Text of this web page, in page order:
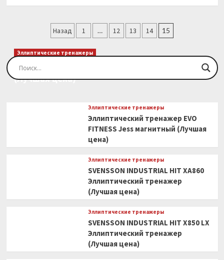
Dfit
Orient
(Лучшая
цена)
Пагинация
записей
Назад 1 … 12 13 14 15
Эллиптические тренажеры
Эллиптический тренажер EVO FITNESS Orion
(Лучшая цена)
Эллиптические тренажеры
Эллиптический тренажер EVO
FITNESS Jess магнитный (Лучшая
цена)
Эллиптические тренажеры
SVENSSON INDUSTRIAL HIT XA860
Эллиптический тренажер
(Лучшая цена)
Эллиптические тренажеры
SVENSSON INDUSTRIAL HIT X850 LX
Эллиптический тренажер
(Лучшая цена)